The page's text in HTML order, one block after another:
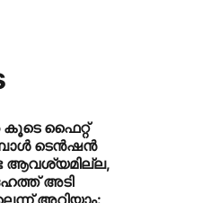
കൂടെ ഫൈറ്റ്
ടെന്‍ഷന്‍
ആവശ്യമില്ല,
അടി
അറിയാം: